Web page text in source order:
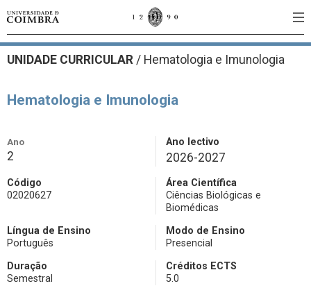
UNIDADE CURRICULAR / Hematologia e Imunologia
Hematologia e Imunologia
Ano
2
Ano lectivo
2026-2027
Código
02020627
Área Científica
Ciências Biológicas e
Biomédicas
Língua de Ensino
Português
Modo de Ensino
Presencial
Duração
Semestral
Créditos ECTS
5.0